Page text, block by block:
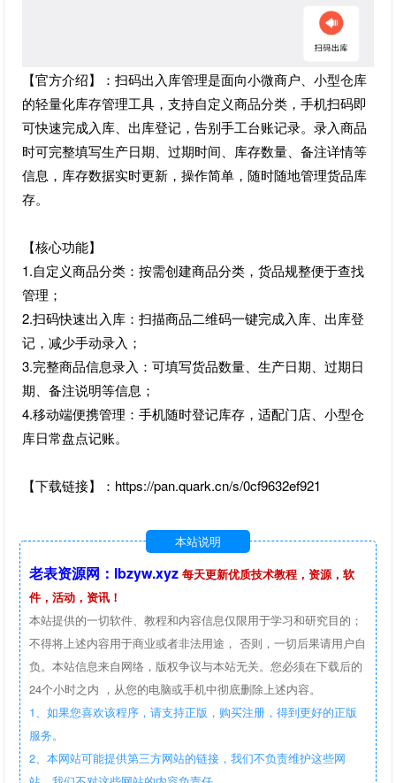
【官方介绍】：扫码出入库管理是面向小微商户、小型仓库
的轻量化库存管理工具，支持自定义商品分类，手机扫码即
可快速完成入库、出库登记，告别手工台账记录。录入商品
时可完整填写生产日期、过期时间、库存数量、备注详情等
信息，库存数据实时更新，操作简单，随时随地管理货品库
存。
【核心功能】
1.自定义商品分类：按需创建商品分类，货品规整便于查找
管理；
2.扫码快速出入库：扫描商品二维码一键完成入库、出库登
记，减少手动录入；
3.完整商品信息录入：可填写货品数量、生产日期、过期日
期、备注说明等信息；
4.移动端便携管理：手机随时登记库存，适配门店、小型仓
库日常盘点记账。
【下载链接】：https://pan.quark.cn/s/0cf9632ef921
本站说明
老表资源网：lbzyw.xyz 每天更新优质技术教程，资源，软
件，活动，资讯！
本站提供的一切软件、教程和内容信息仅限用于学习和研究目的；
不得将上述内容用于商业或者非法用途， 否则，一切后果请用户自
负。本站信息来自网络，版权争议与本站无关。您必须在下载后的
24个小时之内 ，从您的电脑或手机中彻底删除上述内容。
1、如果您喜欢该程序，请支持正版，购买注册，得到更好的正版
服务。
2、本网站可能提供第三方网站的链接，我们不负责维护这些网